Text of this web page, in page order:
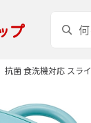
抗菌 食洗機対応 スラ